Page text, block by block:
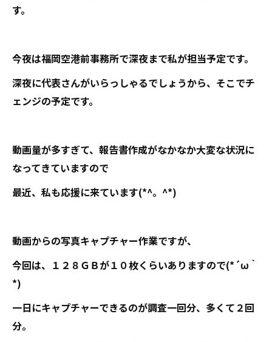
す。
今夜は福岡空港前事務所で深夜まで私が担当予定です。
深夜に代表さんがいらっしゃるでしょうから、そこでチ
ェンジの予定です。
動画量が多すぎて、報告書作成がなかなか大変な状況に
なってきていますので
最近、私も応援に来ています(*^。^*)
動画からの写真キャプチャー作業ですが、
今回は、１２８ＧＢが１０枚くらいありますので(*´ω｀
*)
一日にキャプチャーできるのが調査一回分、多くて２回
分。